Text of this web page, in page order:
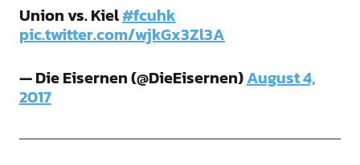
Union vs. Kiel#fcuhk
pic.twitter.com/wjkGx3Zl3A
— Die Eisernen (@DieEisernen)August 4,
2017